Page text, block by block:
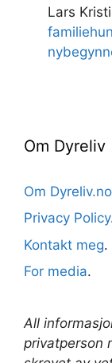
Lars
Om Dyreliv
Om Dyreliv.no
Privacy Policy
Kontakt meg.
For media.
All
privatperson